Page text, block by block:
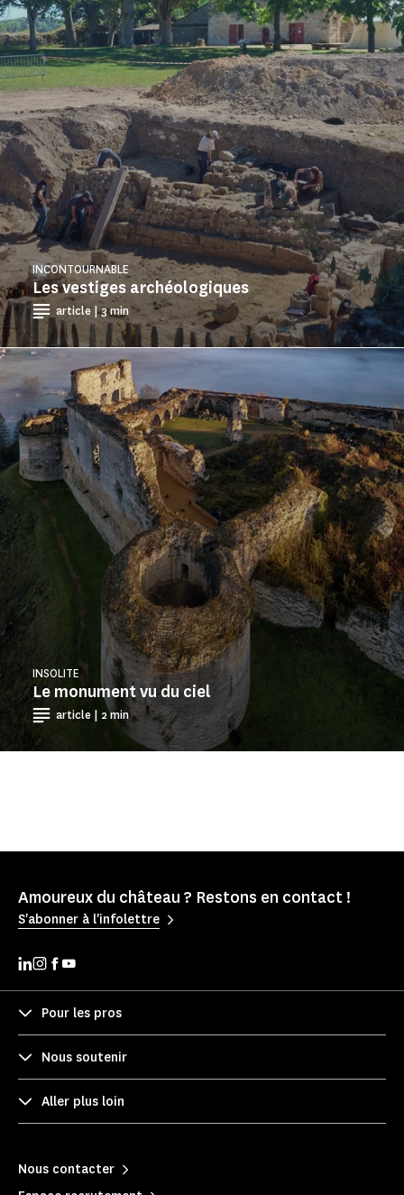
Les vestiges archéologiques
INCONTOURNABLE
article | 3 min
Le monument vu du ciel
INSOLITE
article | 2 min
Amoureux du château ? Restons en contact !
S'abonner à l'infolettre
Pour les pros
Nous soutenir
Aller plus loin
Nous contacter